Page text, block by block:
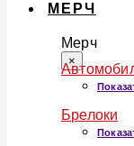
МЕРЧ
Мерч
×
Брелоки